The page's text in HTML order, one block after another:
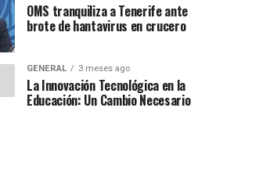
OMS tranquiliza a Tenerife ante
brote de hantavirus en crucero
GENERAL 3 meses ago
La Innovación Tecnológica en la
Educación: Un Cambio Necesario